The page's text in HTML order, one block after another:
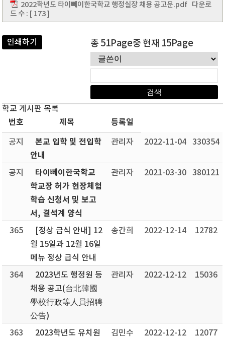
2022학년도 타이뻬이한국학교 행정실장 채용 공고문.pdf 다운로
드 수 : [ 173 ]
인쇄하기 총 51Page중 현재 15Page
학교 게시판 목록
번호 제목 등록일
공지
본교 입학 및 전입학
안내
관리자 2022-11-04 330354
공지
타이뻬이한국학교
학교장 허가 현장체험
학습 신청서 및 보고
서, 결석계 양식
관리자 2021-03-30 380121
365
[정상 급식 안내] 12
월 15일과 12월 16일
메뉴 정상 급식 안내
송간희 2022-12-14 12782
364
2023년도 행정원 등
채용 공고(台北韓國
學校行政等人員招聘
公告)
관리자 2022-12-12 15036
363
2023학년도 유치원
김민수 2022-12-12 12077